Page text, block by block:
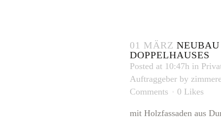
01 MÄRZ
DOPPELHAUSES
Posted at 10:47h in
Auftraggeber by
Comments
0 Likes
mit Holzfassaden aus